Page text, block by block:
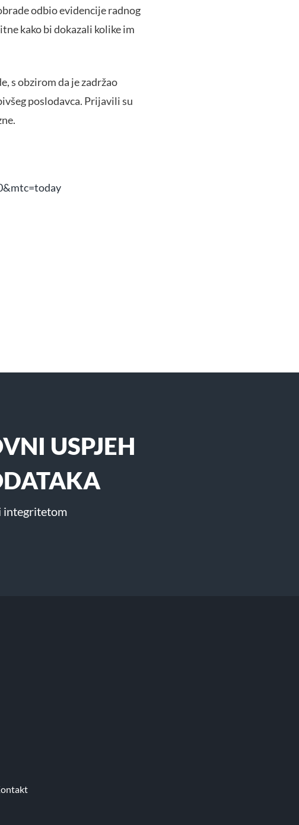
odbio evidencije radnog
kako bi dokazali kolike im
s obzirom da je zadržao
poslodavca. Prijavili su
USPJEH
integritetom